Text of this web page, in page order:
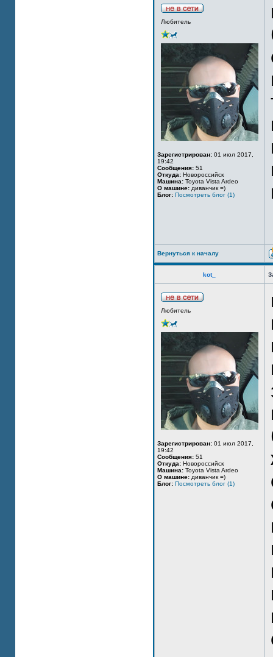
Любитель
Зарегистрирован: 01 июл 2017,
19:42
Сообщения: 51
Откуда: Новороссийск
Машина: Toyota Vista Ardeo
О машине: диванчик =)
Блог: Посмотреть блог (1)
Вернуться к началу
kot_
Любитель
Зарегистрирован: 01 июл 2017,
19:42
Сообщения: 51
Откуда: Новороссийск
Машина: Toyota Vista Ardeo
О машине: диванчик =)
Блог: Посмотреть блог (1)